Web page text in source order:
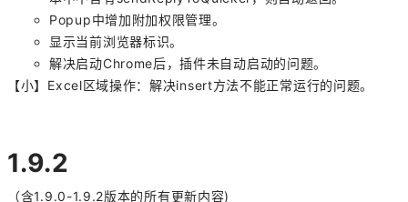
Popup中增加附加权限管理。
显示当前浏览器标识。
解决启动Chrome后，插件未自动启动的问题。
【小】Excel区域操作：解决insert方法不能正常运行的问题。
1.9.2
（含1.9.0-1.9.2版本的所有更新内容)